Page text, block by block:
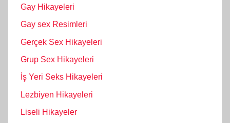
Gay Hikayeleri
Gay sex Resimleri
Gerçek Sex Hikayeleri
Grup Sex Hikayeleri
İş Yeri Seks Hikayeleri
Lezbiyen Hikayeleri
Liseli Hikayeler